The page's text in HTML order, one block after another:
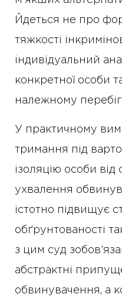
Йдеться не про
тяжкості
індивідуальний
конкретної особи
належному
У практичному
тримання під
ізоляцію особи від
ухвалення
істотно підвищує
обґрунтованості
з цим суд
абстрактні
обвинувачення, а